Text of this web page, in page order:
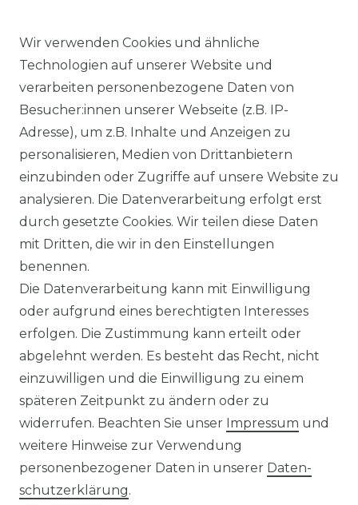
Ähnlicher Artikel
Venti - Modern Fit -
Bügelfreies Herren Langarm
Hemd (226110890)
UVP 49,99 €
ab 47,99 € *
Impressum Daten­schutz­erklärung
Wir verwenden Cookies und ähnliche
Technologien auf unserer Website und
verarbeiten personenbezogene Daten von
Besucher:innen unserer Webseite (z.B. IP-
Adresse), um z.B. Inhalte und Anzeigen zu
personalisieren, Medien von Drittanbietern
einzubinden oder Zugriffe auf unsere Website zu
analysieren. Die Datenverarbeitung erfolgt erst
durch gesetzte Cookies. Wir teilen diese Daten
mit Dritten, die wir in den Einstellungen
benennen.
Die Datenverarbeitung kann mit Einwilligung
oder aufgrund eines berechtigten Interesses
erfolgen. Die Zustimmung kann erteilt oder
abgelehnt werden. Es besteht das Recht, nicht
einzuwilligen und die Einwilligung zu einem
späteren Zeitpunkt zu ändern oder zu
widerrufen. Beachten Sie unser Impressum und
weitere Hinweise zur Verwendung
personenbezogener Daten in unserer Daten­
schutz­erklärung.